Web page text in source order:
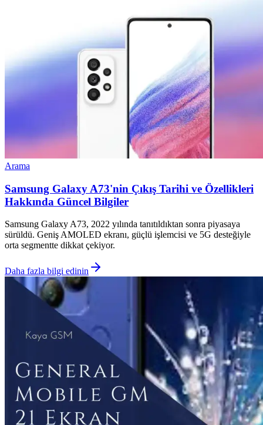
Arama
Samsung Galaxy A73'nin Çıkış Tarihi ve Özellikleri
Hakkında Güncel Bilgiler
Samsung Galaxy A73, 2022 yılında tanıtıldıktan sonra piyasaya
sürüldü. Geniş AMOLED ekranı, güçlü işlemcisi ve 5G desteğiyle
orta segmentte dikkat çekiyor.
Daha fazla bilgi edinin